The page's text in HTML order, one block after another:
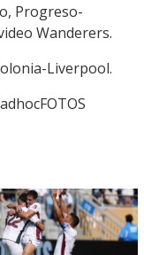
Progreso-
Wanderers.
Liverpool.